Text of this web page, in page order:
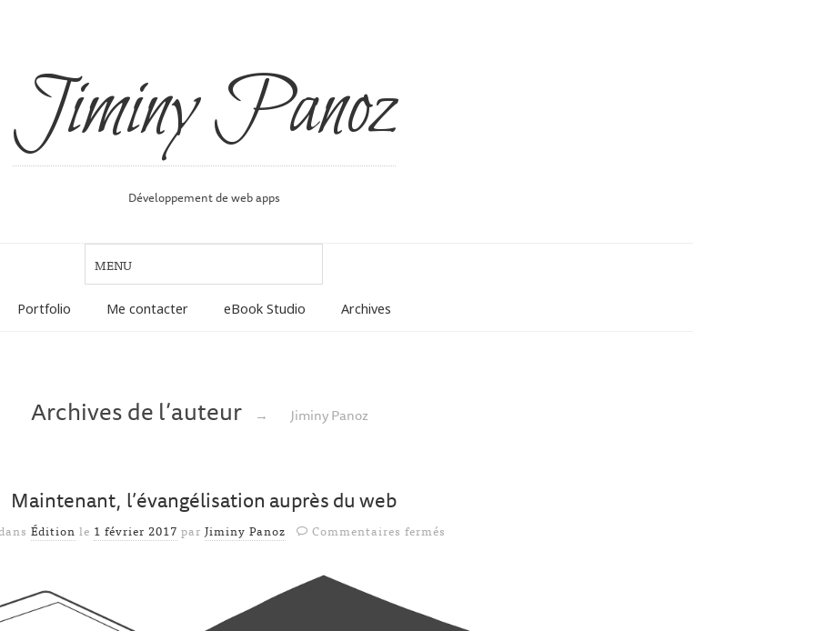
Jiminy Panoz
Développement de web apps
Portfolio Me contacter eBook Studio Archives
Archives de l’auteur → Jiminy Panoz
Maintenant, l’évangélisation auprès du web
Édition le 1 février 2017 parJiminy Panoz Commentaires fermés